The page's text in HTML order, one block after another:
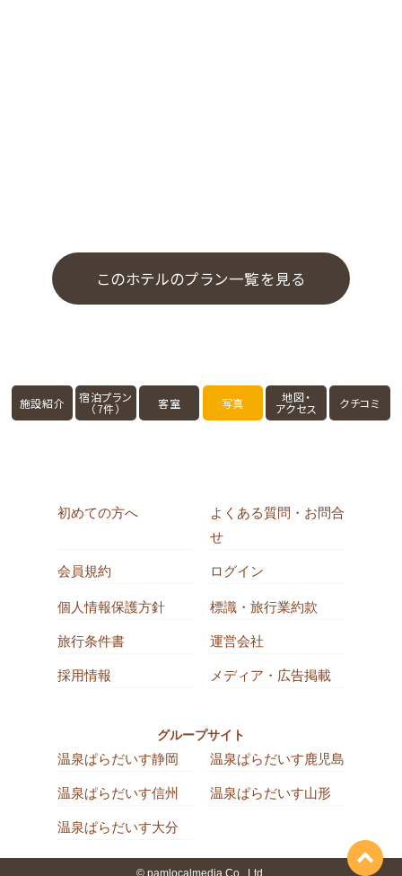
このホテルのプラン一覧を見る
施設紹介 宿泊プラン
（7件） 客室 写真 地図・
アクセス クチコミ
初めての方へ
よくある質問・お問合
せ
会員規約 ログイン
個人情報保護方針 標識・旅行業約款
旅行条件書 運営会社
採用情報 メディア・広告掲載
グループサイト
温泉ぱらだいす静岡 温泉ぱらだいす鹿児島
温泉ぱらだいす信州 温泉ぱらだいす山形
温泉ぱらだいす大分
© pamlocalmedia Co., Ltd.